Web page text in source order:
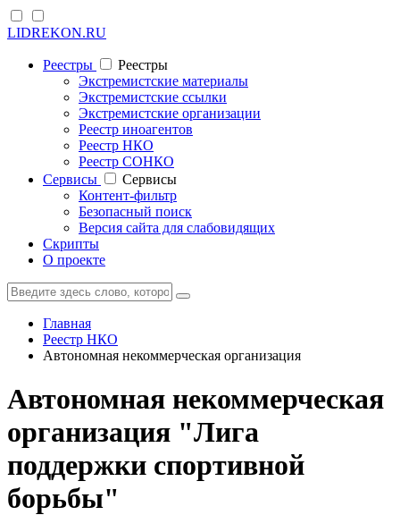
LIDREKON.RU
Реестры
Реестры
Экстремистские материалы
Экстремистские ссылки
Экстремистские организации
Реестр иноагентов
Реестр НКО
Реестр СОНКО
Cервисы
Cервисы
Контент-фильтр
Безопасный поиск
Версия сайта для слабовидящих
Скрипты
О проекте
Главная
Реестр НКО
Автономная некоммерческая организация
Автономная некоммерческая
организация "Лига
поддержки спортивной
борьбы"